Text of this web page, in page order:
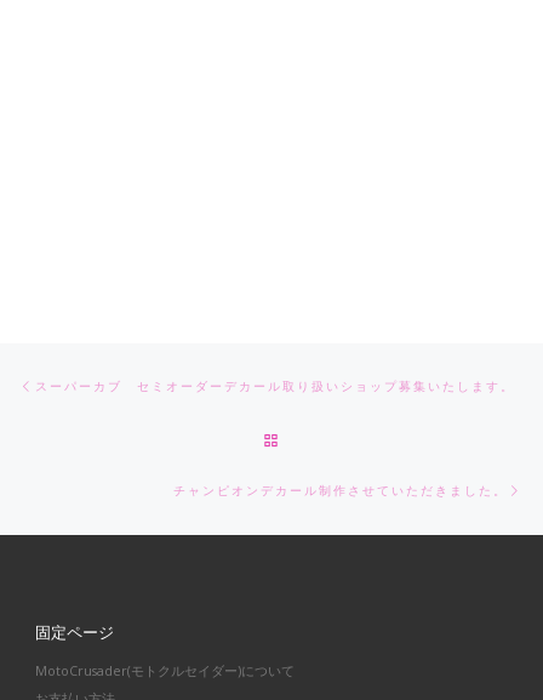
Post navigation
スーパーカブ セミオーダーデカール取り扱いショップ募集いたします。
チャンピオンデカール制作させていただきました。
固定ページ
MotoCrusader(モトクルセイダー)について